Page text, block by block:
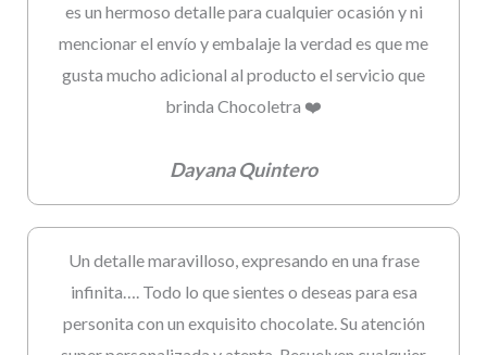
es un hermoso detalle para cualquier ocasión y ni
mencionar el envío y embalaje la verdad es que me
gusta mucho adicional al producto el servicio que
brinda Chocoletra ❤️
Dayana Quintero
Un detalle maravilloso, expresando en una frase
infinita…. Todo lo que sientes o deseas para esa
personita con un exquisito chocolate. Su atención